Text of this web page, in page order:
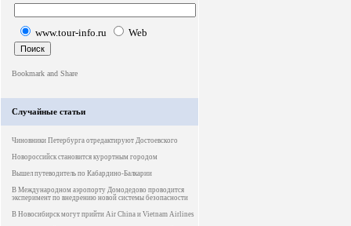
www.tour-info.ru Web
Случайные статьи
Чиновники Петербурга отредактируют Достоевского
Новороссийск становится курортным городом
Вышел путеводитель по Кабардино-Балкарии
В Международном аэропорту Домодедово проводится
эксперимент по внедрению новой системы безопасности
В Новосибирск могут прийти Air China и Vietnam Airlines